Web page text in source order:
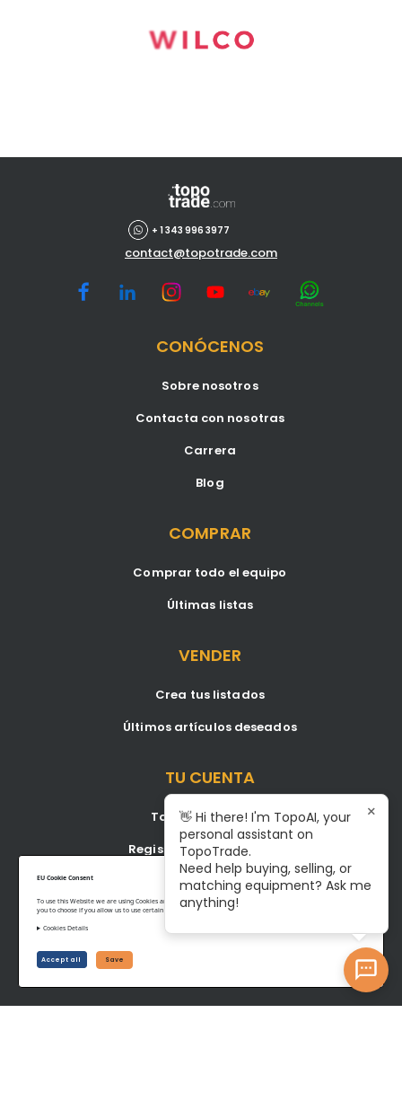
EU Cookie Consent
To use this Website we are using Cookies and collecting some Data. To be compliant with the EU GDPR we give
you to choose if you allow us to use certain Cookies and to collect some Data.
Cookies Details
Accept all Save
+ 1 343 996 3977
contact@topotrade.com
CONÓCENOS
Sobre nosotros
Contacta con nosotras
Carrera
Blog
COMPRAR
Comprar todo el equipo
Últimas listas
VENDER
Crea tus listados
Últimos artículos deseados
TU CUENTA
Tablero de control
Registrarse/Iniciar sesión
Become A Service Center
©www.topotrade.com All rights reserved from 2017 to 2026
Terms of Service
👋 Hi there! I'm TopoAI, your
personal assistant on
TopoTrade.
Need help buying, selling, or
matching equipment? Ask me
anything!
×